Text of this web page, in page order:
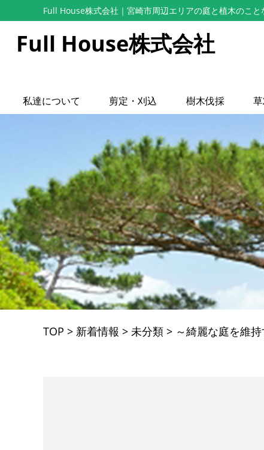
Full House株式会社 ｜宮崎市周辺エリアの庭と植木のこ
Full House株式会社
私達について 剪定・刈込 樹木伐採
TOP > 新着情報 > 未分類 > ～綺麗な庭を維